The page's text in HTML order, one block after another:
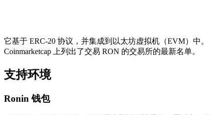
它基于 ERC-20 协议，并集成到以太坊虚拟机（EVM）中。
Coinmarketcap 上列出了交易 RON 的交易所的最新名单。
支持环境
Ronin 钱包